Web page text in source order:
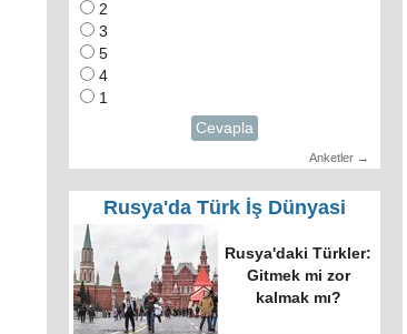
2
3
5
4
1
Cevapla
Anketler →
Rusya'da Türk İş Dünyasi
Rusya'daki Türkler:
Gitmek mi zor
kalmak mı?